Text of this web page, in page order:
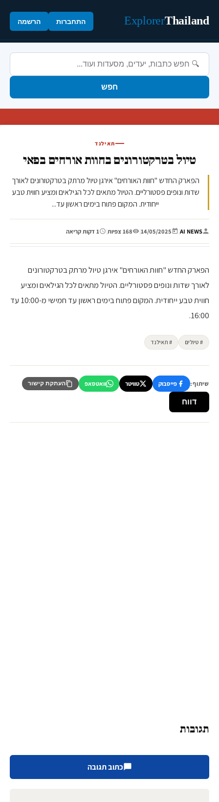
Thailand
Explorer התחברות הרשמה
חפש
תאילנד
טיול בטרקטורונים בחוות אורחים בפאי
הפארק החדש "חוות האורחים" אירגן טיול מרתק בטרקטורונים לאורך
שדות ונופים פסטורליים. הטיול מתאים לכל הגילאים ומציע חווית טבע
ייחודית. המקום פתוח בימים ראשון עד...
AI NEWS
|
14/05/2025
| 168 צפיות | 1 דקות קריאה
הפארק החדש "חוות האורחים" אירגן טיול מרתק בטרקטורונים
לאורך שדות ונופים פסטורליים. הטיול מתאים לכל הגילאים ומציע
חווית טבע ייחודית. המקום פתוח בימים ראשון עד חמישי מ-10:00 עד
16:00.
# טיולים # תאילנד
שיתוף: פייסבוק טוויטר וואטסאפ העתקת קישור
דווח
תגובות
כתוב תגובה